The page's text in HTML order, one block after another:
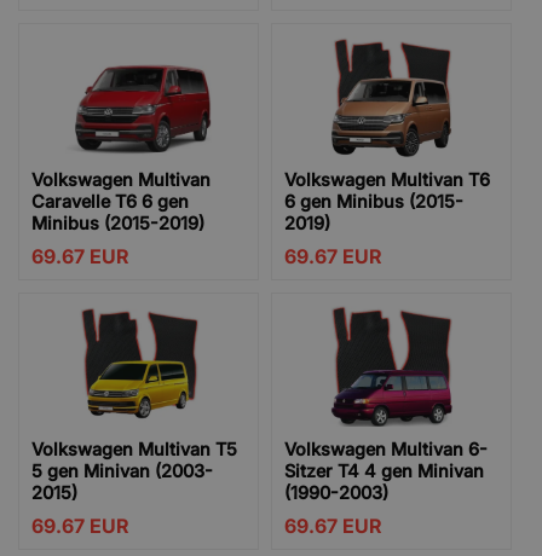
Volkswagen Multivan
Caravelle T6 6 gen
Minibus (2015-2019)
69.67 EUR
Volkswagen Multivan T6
6 gen Minibus (2015-
2019)
69.67 EUR
Volkswagen Multivan T5
5 gen Minivan (2003-
2015)
69.67 EUR
Volkswagen Multivan 6-
Sitzer T4 4 gen Minivan
(1990-2003)
69.67 EUR